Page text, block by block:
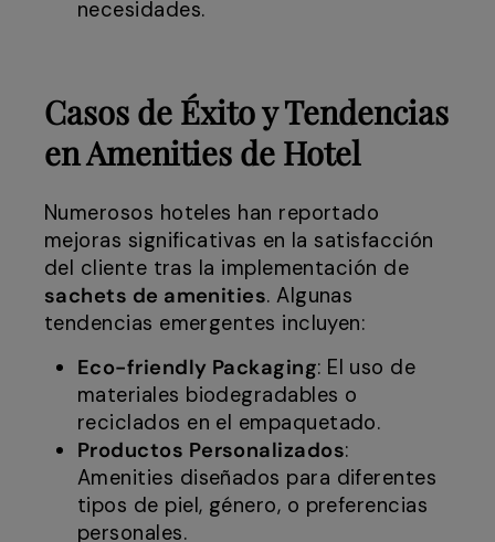
necesidades.
Casos de Éxito y Tendencias
en Amenities de Hotel
Numerosos hoteles han reportado
mejoras significativas en la satisfacción
del cliente tras la implementación de
sachets de amenities. Algunas
tendencias emergentes incluyen:
Eco-friendly Packaging: El uso de
materiales biodegradables o
reciclados en el empaquetado.
Productos Personalizados:
Amenities diseñados para diferentes
tipos de piel, género, o preferencias
personales.